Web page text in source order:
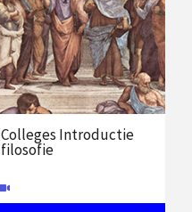
Speeltijd 13 uur
VAthuis
Colleges Introductie
filosofie